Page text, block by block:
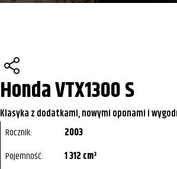
Honda VTX1300 S
Klasyka z dodatkami, nowymi oponami i
Rocznik:
2003
Pojemność:
1 312 cm³